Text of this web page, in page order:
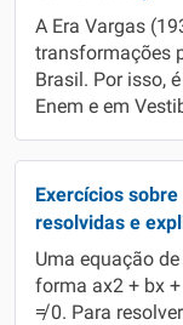
A Era Vargas
transformações
Brasil. Por isso,
Enem e em
Exercícios
resolvidas e
Uma equação
forma ax2 + bx
≠ 0. Para